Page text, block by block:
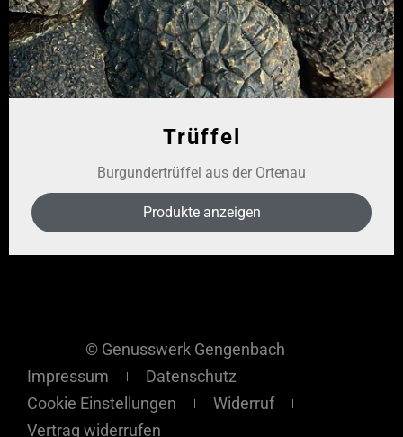
Trüffel
Burgundertrüffel aus der Ortenau
Produkte anzeigen
© Genusswerk Gengenbach
Impressum
Datenschutz
Cookie Einstellungen
Widerruf
Vertrag widerrufen